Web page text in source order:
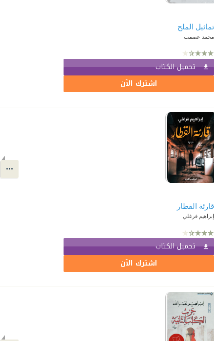
تماثيل الملح
محمد عصمت
تحميل الكتاب
اشترك الآن
قارئة القطار
إبراهيم فرغلي
تحميل الكتاب
اشترك الآن